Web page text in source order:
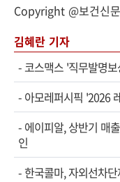
Copyright @보건신
김혜란 기자
- 코스맥스 '직무발명
- 아모레퍼시픽 '2026
- 에이피알, 상반기 매
인
- 한국콜마, 자외선차